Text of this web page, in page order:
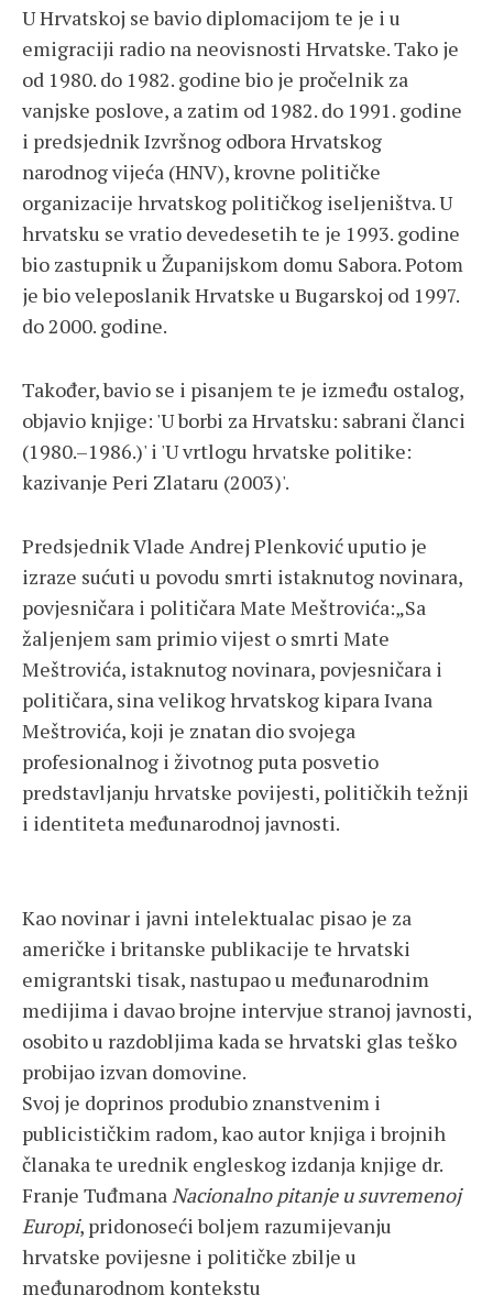
U Hrvatskoj se bavio diplomacijom te je i u
emigraciji radio na neovisnosti Hrvatske. Tako je
od 1980. do 1982. godine bio je pročelnik za
vanjske poslove, a zatim od 1982. do 1991. godine
i predsjednik Izvršnog odbora Hrvatskog
narodnog vijeća (HNV), krovne političke
organizacije hrvatskog političkog iseljeništva. U
hrvatsku se vratio devedesetih te je 1993. godine
bio zastupnik u Županijskom domu Sabora. Potom
je bio veleposlanik Hrvatske u Bugarskoj od 1997.
do 2000. godine.
Također, bavio se i pisanjem te je između ostalog,
objavio knjige: 'U borbi za Hrvatsku: sabrani članci
(1980.–1986.)' i 'U vrtlogu hrvatske politike:
kazivanje Peri Zlataru (2003)'.
Predsjednik Vlade Andrej Plenković uputio je
izraze sućuti u povodu smrti istaknutog novinara,
povjesničara i političara Mate Meštrovića:„Sa
žaljenjem sam primio vijest o smrti Mate
Meštrovića, istaknutog novinara, povjesničara i
političara, sina velikog hrvatskog kipara Ivana
Meštrovića, koji je znatan dio svojega
profesionalnog i životnog puta posvetio
predstavljanju hrvatske povijesti, političkih težnji
i identiteta međunarodnoj javnosti.
Kao novinar i javni intelektualac pisao je za
američke i britanske publikacije te hrvatski
emigrantski tisak, nastupao u međunarodnim
medijima i davao brojne intervjue stranoj javnosti,
osobito u razdobljima kada se hrvatski glas teško
probijao izvan domovine.
Svoj je doprinos produbio znanstvenim i
publicističkim radom, kao autor knjiga i brojnih
članaka te urednik engleskog izdanja knjige dr.
Franje TuđmanaNacionalno pitanje u suvremenoj
Europi, pridonoseći boljem razumijevanju
hrvatske povijesne i političke zbilje u
međunarodnom kontekstu